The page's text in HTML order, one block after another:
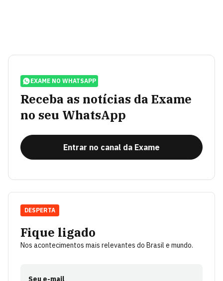
EXAME NO WHATSAPP
Receba as notícias da Exame
no seu WhatsApp
Entrar no canal da Exame
Fique ligado
Nos acontecimentos mais relevantes do Brasil e mundo.
Seu e-mail
DESPERTA